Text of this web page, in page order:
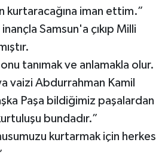
kurtaracağına iman ettim.”
Samsun'a çıkıp Milli
tanımak ve anlamakla olur.
vaizi Abdurrahman Kamil
Paşa bildiğimiz paşalardan
bundadır.”
kurtarmak için herkes